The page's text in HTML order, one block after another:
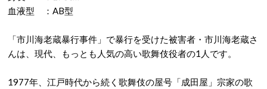
血液型 ：AB型
「市川海老蔵暴行事件」で暴行を受けた被害者・市川海老蔵さ
んは、現代、もっとも人気の高い歌舞伎役者の1人です。
1977年、江戸時代から続く歌舞伎の屋号「成田屋」宗家の歌